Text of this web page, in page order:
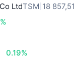
LtdTSM 18
0.19%